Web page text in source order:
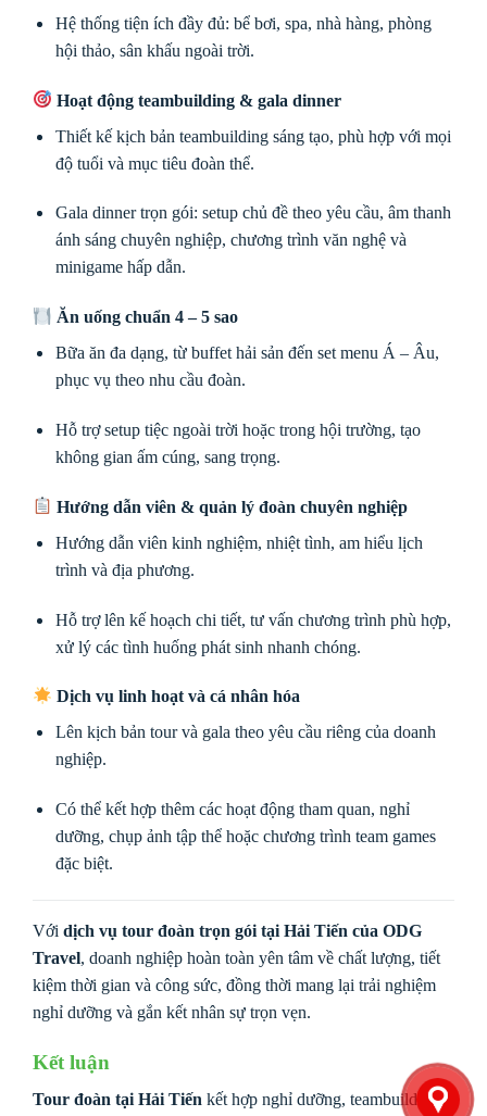
Hệ thống tiện ích đầy đủ: bể bơi, spa, nhà hàng, phòng
hội thảo, sân khấu ngoài trời.
Hoạt động teambuilding & gala dinner
Thiết kế kịch bản teambuilding sáng tạo, phù hợp với mọi
độ tuổi và mục tiêu đoàn thể.
Gala dinner trọn gói: setup chủ đề theo yêu cầu, âm thanh
ánh sáng chuyên nghiệp, chương trình văn nghệ và
minigame hấp dẫn.
Ăn uống chuẩn 4 – 5 sao
Bữa ăn đa dạng, từ buffet hải sản đến set menu Á – Âu,
phục vụ theo nhu cầu đoàn.
Hỗ trợ setup tiệc ngoài trời hoặc trong hội trường, tạo
không gian ấm cúng, sang trọng.
Hướng dẫn viên & quản lý đoàn chuyên nghiệp
Hướng dẫn viên kinh nghiệm, nhiệt tình, am hiểu lịch
trình và địa phương.
Hỗ trợ lên kế hoạch chi tiết, tư vấn chương trình phù hợp,
xử lý các tình huống phát sinh nhanh chóng.
Dịch vụ linh hoạt và cá nhân hóa
Lên kịch bản tour và gala theo yêu cầu riêng của doanh
nghiệp.
Có thể kết hợp thêm các hoạt động tham quan, nghỉ
dưỡng, chụp ảnh tập thể hoặc chương trình team games
đặc biệt.
Với dịch vụ tour đoàn trọn gói tại Hải Tiến của ODG
Travel, doanh nghiệp hoàn toàn yên tâm về chất lượng, tiết
kiệm thời gian và công sức, đồng thời mang lại trải nghiệm
nghỉ dưỡng và gắn kết nhân sự trọn vẹn.
Kết luận
Tour đoàn tại Hải Tiến kết hợp nghỉ dưỡng, teambuilding